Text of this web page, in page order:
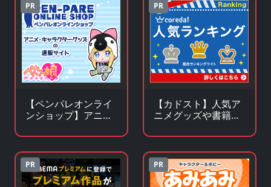
PR
【ペンパレオンライ
ンショップ】アニ
ッズの通販サイト
PR
【カドスト】人気ア
ニメグッズや書籍の
ラインストア
PR PR